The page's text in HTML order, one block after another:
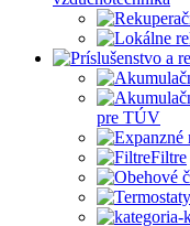
pre TÚV
Filtre